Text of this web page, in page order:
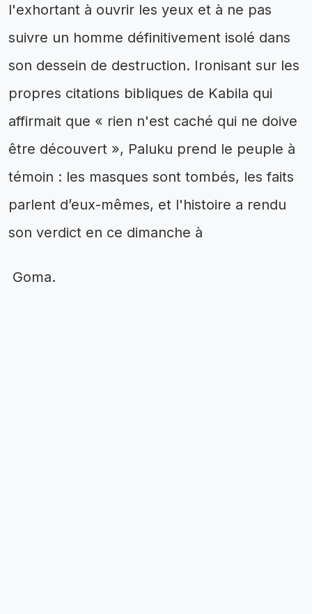
l'exhortant à ouvrir les yeux et à ne pas
suivre un homme définitivement isolé dans
son dessein de destruction. Ironisant sur les
propres citations bibliques de Kabila qui
affirmait que « rien n'est caché qui ne doive
être découvert », Paluku prend le peuple à
témoin : les masques sont tombés, les faits
parlent d’eux-mêmes, et l'histoire a rendu
son verdict en ce dimanche à
Goma.